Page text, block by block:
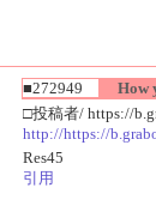
■272949
How
□投稿者/ https://
http://https://
Res45
引用